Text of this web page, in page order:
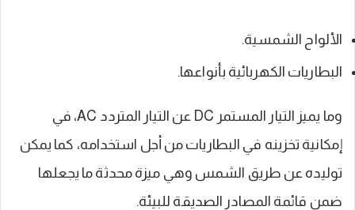
الألواح الشمسية.
البطاريات الكهربائية بأنواعها.
وما يميز التيار المستمر DC عن التيار المتردد AC، في
إمكانية تخزينه في البطاريات من أجل استخدامه، كما يمكن
توليده عن طريق الشمس وهي ميزة محدثة ما يجعلها
ضمن قائمة المصادر الصديقة للبيئة.